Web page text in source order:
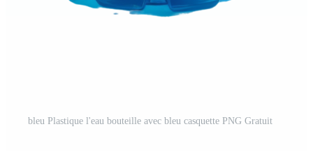
bleu Plastique l'eau bouteille avec bleu casquette PNG Gratuit